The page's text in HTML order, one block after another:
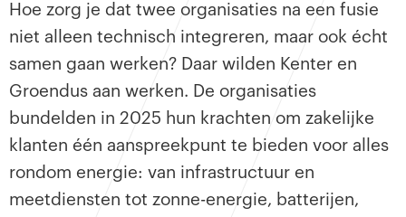
Hoe zorg je dat twee organisaties na een fusie
niet alleen technisch integreren, maar ook écht
samen gaan werken? Daar wilden Kenter en
Groendus aan werken. De organisaties
bundelden in 2025 hun krachten om zakelijke
klanten één aanspreekpunt te bieden voor alles
rondom energie: van infrastructuur en
meetdiensten tot zonne-energie, batterijen,